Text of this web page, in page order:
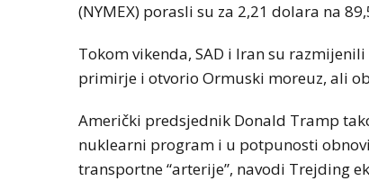
(NYMEX) porasli su za 2,21 dolara na
Tokom vikenda, SAD i Iran su
primirje i otvorio Ormuski moreuz, ali
Američki predsjednik Donald Tramp
nuklearni program i u potpunosti
transportne “arterije”, navodi Trejding